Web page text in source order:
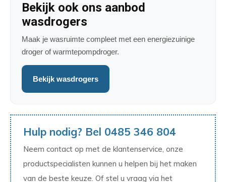
Bekijk ook ons aanbod
wasdrogers
Maak je wasruimte compleet met een energiezuinige
droger of warmtepompdroger.
Bekijk wasdrogers
Hulp nodig? Bel 0485 346 804
Neem contact op met de klantenservice, onze
productspecialisten kunnen u helpen bij het maken
van de beste keuze. Of stel u vraag via het